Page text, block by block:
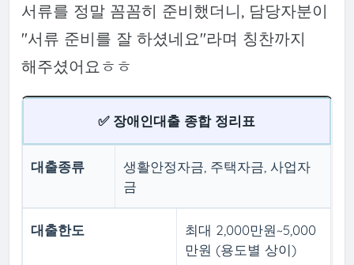
서류를 정말 꼼꼼히 준비했더니, 담당자분이
"서류 준비를 잘 하셨네요"라며 칭찬까지
해주셨어요ㅎㅎ
✅ 장애인대출 종합 정리표
대출종류
생활안정자금, 주택자금, 사업자
금
대출한도
최대 2,000만원~5,000
만원 (용도별 상이)